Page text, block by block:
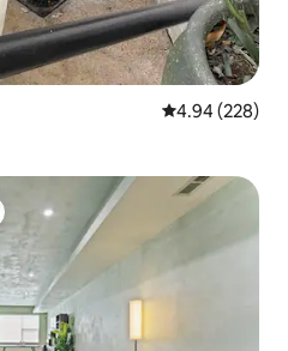
Calificación
4.94 (228)